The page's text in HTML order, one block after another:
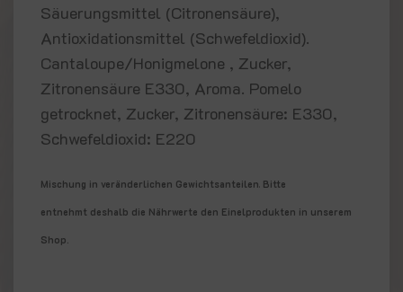
Säuerungsmittel (Citronensäure),
Antioxidationsmittel (Schwefeldioxid).
Cantaloupe/Honigmelone , Zucker,
Zitronensäure E330, Aroma. Pomelo
getrocknet, Zucker, Zitronensäure: E330,
Schwefeldioxid: E220
Mischung in veränderlichen Gewichtsanteilen. Bitte
entnehmt deshalb die Nährwerte den Einelprodukten in unserem
Shop.